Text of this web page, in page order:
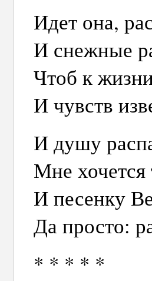
Идет она,
И снежные
Чтоб к
И чувств
И душу
Мне хочется
И песенку
Да просто:
* * * * *